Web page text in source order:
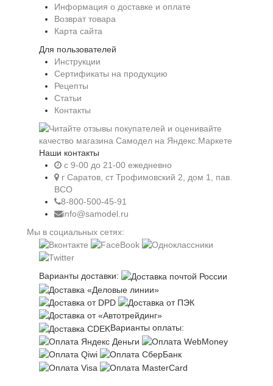
Информация о доставке и оплате
Возврат товара
Карта сайта
Для пользователей
Инструкции
Сертификаты на продукцию
Рецепты
Статьи
Контакты
Наши контакты
c 9-00 до 21-00 ежедневно
г Саратов, ст Трофимовский 2, дом 1, пав.
ВСО
8-800-500-45-91
info@samodel.ru
Мы в социальных сетях:
Варианты доставки:
Варианты оплаты: